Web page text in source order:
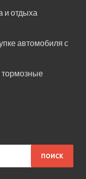
и отдыха
автомобиля с
тормозные